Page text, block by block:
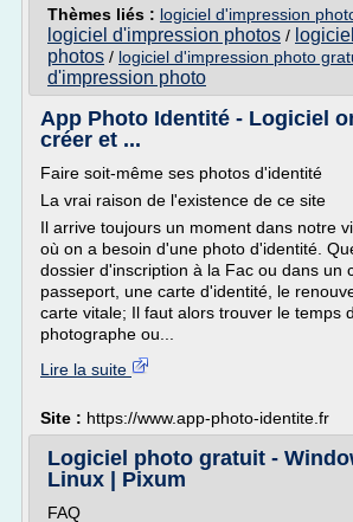
Thèmes liés : logiciel d'impression
logiciel d'impression photos /
photos / logiciel d'impression photo
d'impression photo
App Photo Identité - Logiciel
créer et ...
Faire soit-même ses photos d'identité
La vrai raison de l'existence de ce site
Il arrive toujours un moment dans notre
où on a besoin d'une photo d'identité.
dossier d'inscription à la Fac ou dans un
passeport, une carte d'identité, le
carte vitale; Il faut alors trouver le temps
photographe ou...
Lire la suite
Site : https://www.app-photo-identite.fr
Logiciel photo gratuit -
Linux | Pixum
FAQ